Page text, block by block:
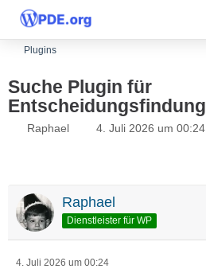
Plugins
Suche Plugin für
Entscheidungsfindung
Raphael 4. Juli 2026 um 00:24
Raphael
Dienstleister für WP
4. Juli 2026 um 00:24